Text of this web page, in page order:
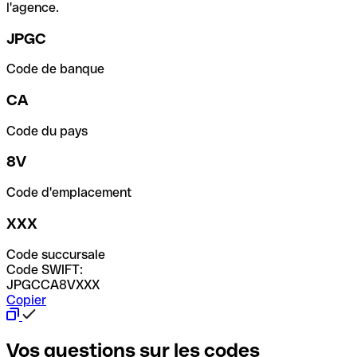
l'agence.
JPGC
Code de banque
CA
Code du pays
8V
Code d'emplacement
XXX
Code succursale
Code SWIFT:
JPGCCA8VXXX
Copier
Vos questions sur les codes